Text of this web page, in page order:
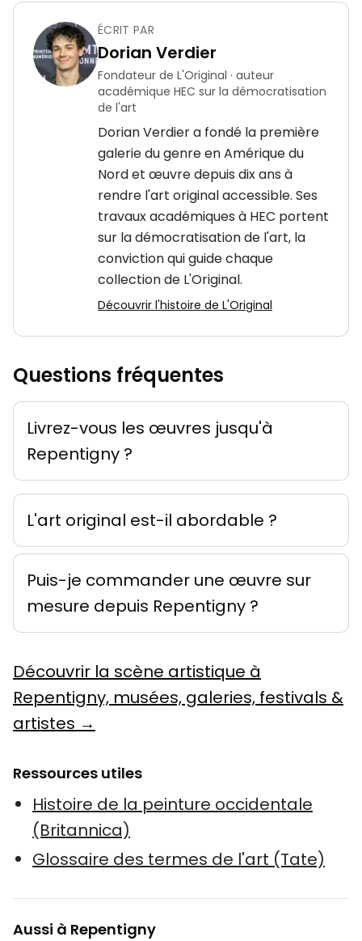
ÉCRIT PAR
Dorian Verdier
Fondateur de L'Original · auteur
académique HEC sur la démocratisation
de l'art
Dorian Verdier a fondé la première
galerie du genre en Amérique du
Nord et œuvre depuis dix ans à
rendre l'art original accessible. Ses
travaux académiques à HEC portent
sur la démocratisation de l'art, la
conviction qui guide chaque
collection de L'Original.
Découvrir l'histoire de L'Original
Questions fréquentes
Livrez-vous les œuvres jusqu'à
Repentigny ?
L'art original est-il abordable ?
Puis-je commander une œuvre sur
mesure depuis Repentigny ?
Découvrir la scène artistique à
Repentigny, musées, galeries, festivals &
artistes →
Ressources utiles
Histoire de la peinture occidentale
(Britannica)
Glossaire des termes de l'art (Tate)
Aussi à Repentigny